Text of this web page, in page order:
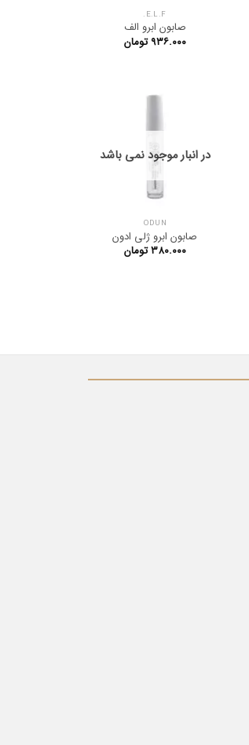
E.L.F.
صابون ابرو الف
۹۳۶.۰۰۰ تومان
در انبار موجود نمی باشد
ODUN
صابون ابرو ژلی ادون
۳۸۰.۰۰۰ تومان